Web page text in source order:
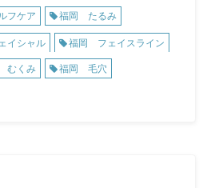
フケア 福岡 たるみ
イシャル 福岡 フェイスライン
むくみ 福岡 毛穴